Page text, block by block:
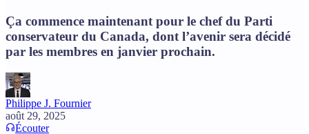
Ça commence maintenant pour le chef du Parti
conservateur du Canada, dont l’avenir sera décidé
par les membres en janvier prochain.
Philippe J. Fournier
août 29, 2025
Écouter